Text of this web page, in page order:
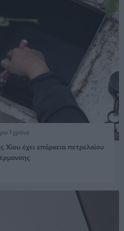
1 χρόνο
έχει επάρκεια πετρελαίου